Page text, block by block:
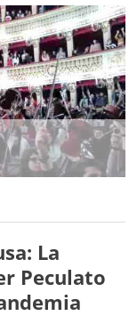
La
Peculato